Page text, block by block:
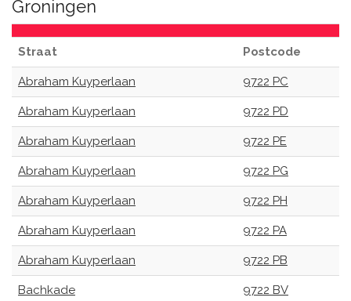
Groningen
Straat Postcode
Abraham Kuyperlaan 9722 PC
Abraham Kuyperlaan 9722 PD
Abraham Kuyperlaan 9722 PE
Abraham Kuyperlaan 9722 PG
Abraham Kuyperlaan 9722 PH
Abraham Kuyperlaan 9722 PA
Abraham Kuyperlaan 9722 PB
Bachkade 9722 BV